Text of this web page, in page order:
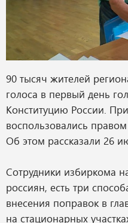
90 тысяч жителей
голоса в первый день
Конституцию России.
воспользовались
Об этом рассказали 26
Сотрудники избиркома
россиян, есть три
внесения поправок в
на стационарных